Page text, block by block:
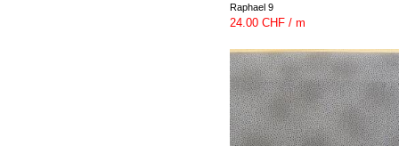
Raphael 9
24.00 CHF / m